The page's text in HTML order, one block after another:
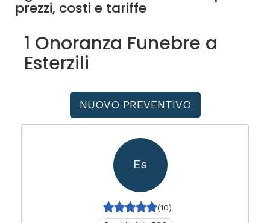
prezzi, costi e tariffe
1 Onoranza Funebre a
Esterzili
NUOVO PREVENTIVO
Es
(10)